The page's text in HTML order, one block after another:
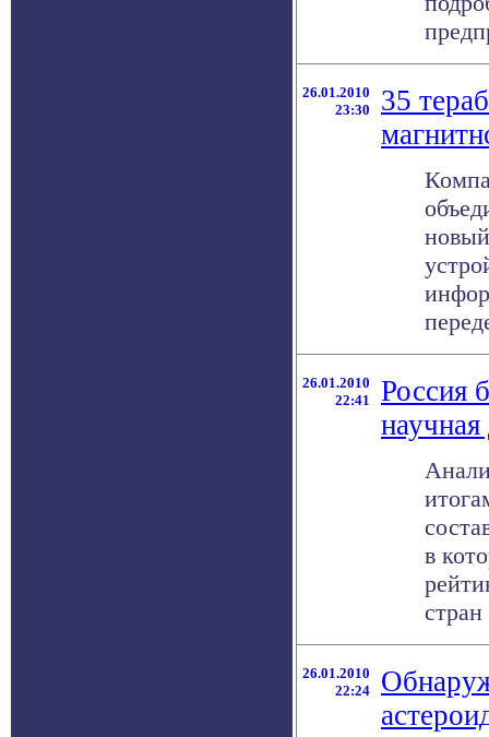
26.01.2010
23:30
35
26.01.2010
22:41
Россия
в
26.01.2010
22:24